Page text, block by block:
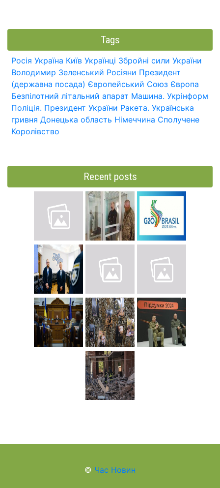
Tags
Росія Україна Київ Українці Збройні сили України
Володимир Зеленський Росіяни Президент
(державна посада) Європейський Союз Європа
Безпілотний літальний апарат Машина. Укрінформ
Поліція. Президент України Ракета. Українська
гривня Донецька область Німеччина Сполучене
Королівство
Recent posts
© Час Новин